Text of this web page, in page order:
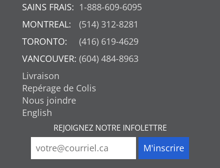
SAINS FRAIS: 1-888-609-6095
MONTREAL:
(514) 312-8281
TORONTO:
(416) 619-4629
VANCOUVER: (604) 484-8963
Livraison
Repérage de Colis
Nous joindre
English
REJOIGNEZ NOTRE INFOLETTRE